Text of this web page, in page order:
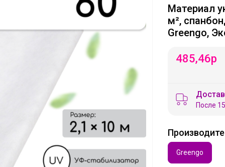
Материал
м²,
Greengo,
485,46р
После
Greengo